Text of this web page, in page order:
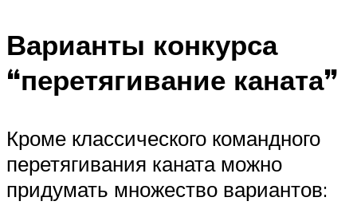
Варианты конкурса
“перетягивание каната”
Кроме классического командного
перетягивания каната можно
придумать множество вариантов: